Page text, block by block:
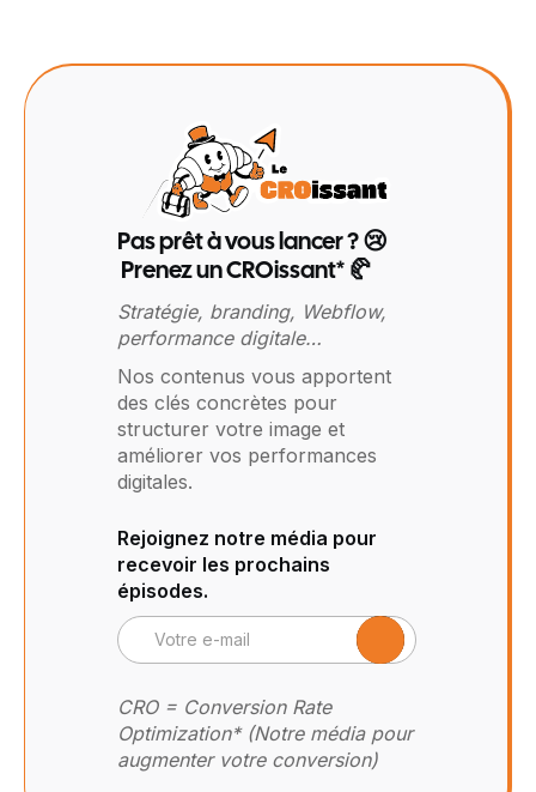
Pas prêt à vous lancer ? 😢
Prenez un CROissant* 🥐
Stratégie, branding, Webflow,
performance digitale…
Nos contenus vous apportent
des clés concrètes pour
structurer votre image et
améliorer vos performances
digitales.
Rejoignez notre média pour
recevoir les prochains
épisodes.
CRO = Conversion Rate
Optimization* (Notre média pour
augmenter votre conversion)